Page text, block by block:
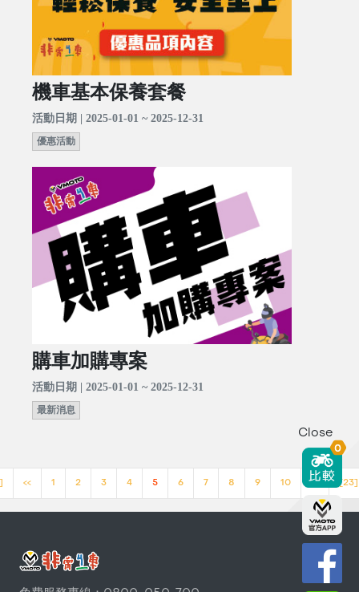
機車基本保養套餐
活動日期 | 2025-01-01 ~ 2025-12-31
優惠活動
購車加購專案
活動日期 | 2025-01-01 ~ 2025-12-31
最新消息
<< 1 2 3 4 5 6 7 8 9 10 >> [23]
Close
0